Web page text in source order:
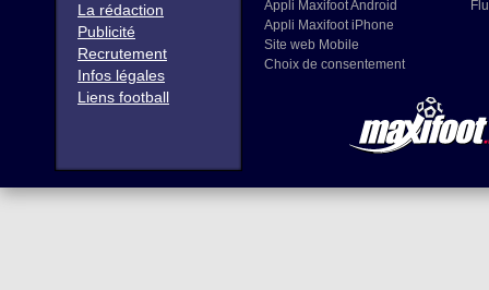
La rédaction
Publicité
Recrutement
Infos légales
Liens football
Appli Maxifoot Android
Appli Maxifoot iPhone
Site web Mobile
Choix de consentement